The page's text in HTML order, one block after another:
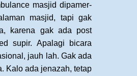
masjid dipamer-
masjid, tapi gak
karena gak ada post
supir. Apalagi bicara
jauh lah. Gak ada
Kalo ada jenazah, tetap